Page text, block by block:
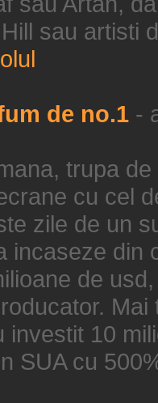
sau artisti
de no.1 -
trupa
cu cel
zile de un
incaseze din
de
investit 10
SUA cu